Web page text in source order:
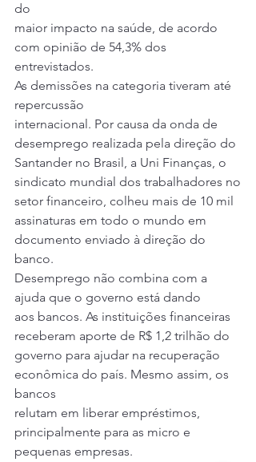
do
maior impacto na saúde, de acordo
com opinião de 54,3% dos
entrevistados.
As demissões na categoria tiveram até
repercussão
internacional. Por causa da onda de
desemprego realizada pela direção do
Santander no Brasil, a Uni Finanças, o
sindicato mundial dos trabalhadores no
setor financeiro, colheu mais de 10 mil
assinaturas em todo o mundo em
documento enviado à direção do
banco.
Desemprego não combina com a
ajuda que o governo está dando
aos bancos. As instituições financeiras
receberam aporte de R$ 1,2 trilhão do
governo para ajudar na recuperação
econômica do país. Mesmo assim, os
bancos
relutam em liberar empréstimos,
principalmente para as micro e
pequenas empresas.